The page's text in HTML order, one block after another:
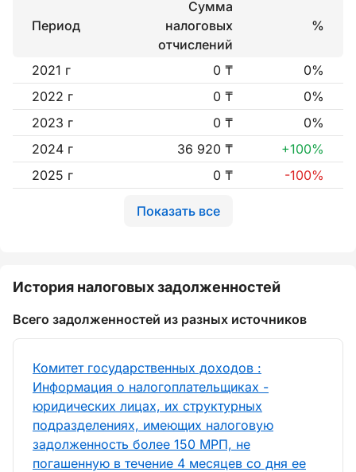
Период
Сумма
налоговых
отчислений
%
2021 г 0 ₸
0%
2022 г
0 ₸
0%
2023 г
0 ₸
0%
2024 г
36 920 ₸
+100%
2025 г
0 ₸ -100%
Показать все
История налоговых задолженностей
Всего задолженностей из разных источников
Комитет государственных доходов :
Информация о налогоплательщиках -
юридических лицах, их структурных
подразделениях, имеющих налоговую
задолженность более 150 МРП, не
погашенную в течение 4 месяцев со дня ее